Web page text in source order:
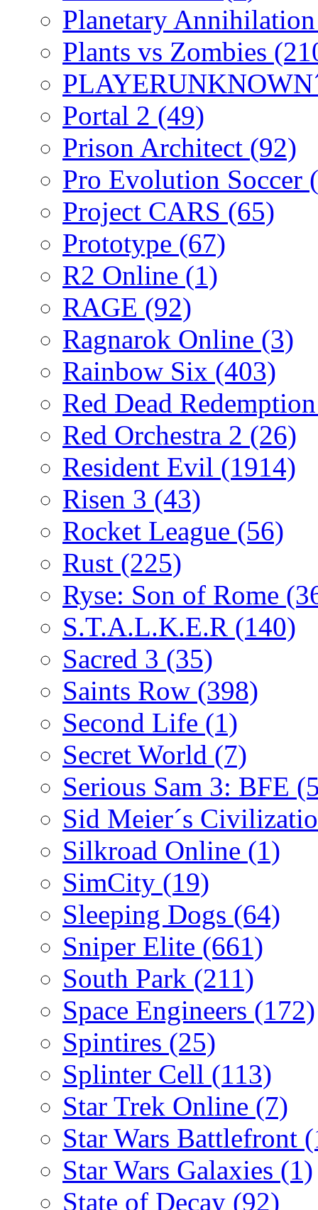
Planetary
Plants vs Zombies
Portal 2 (49)
Prison Architect (92)
Pro Evolution Soccer
Project CARS (65)
Prototype (67)
R2 Online (1)
RAGE (92)
Ragnarok Online (3)
Rainbow Six (403)
Red Dead
Red Orchestra 2 (26)
Resident Evil (1914)
Risen 3 (43)
Rocket League (56)
Rust (225)
Ryse: Son of Rome
S.T.A.L.K.E.R (140)
Sacred 3 (35)
Saints Row (398)
Second Life (1)
Secret World (7)
Serious Sam 3: BFE
Sid Meier´s
Silkroad Online (1)
SimCity (19)
Sleeping Dogs (64)
Sniper Elite (661)
South Park (211)
Space Engineers (172)
Spintires (25)
Splinter Cell (113)
Star Trek Online (7)
Star Wars Battlefront
Star Wars Galaxies (1)
State of Decay (92)